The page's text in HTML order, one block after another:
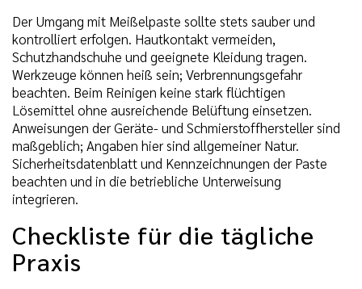
Der Umgang mit Meißelpaste sollte stets sauber und
kontrolliert erfolgen. Hautkontakt vermeiden,
Schutzhandschuhe und geeignete Kleidung tragen.
Werkzeuge können heiß sein; Verbrennungsgefahr
beachten. Beim Reinigen keine stark flüchtigen
Lösemittel ohne ausreichende Belüftung einsetzen.
Anweisungen der Geräte- und Schmierstoffhersteller sind
maßgeblich; Angaben hier sind allgemeiner Natur.
Sicherheitsdatenblatt und Kennzeichnungen der Paste
beachten und in die betriebliche Unterweisung
integrieren.
Checkliste für die tägliche
Praxis